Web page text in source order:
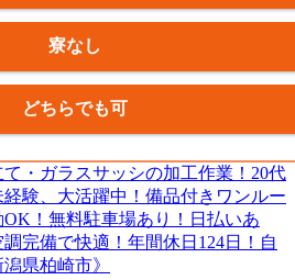
寮なし
どちらでも可